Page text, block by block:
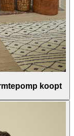
koopt